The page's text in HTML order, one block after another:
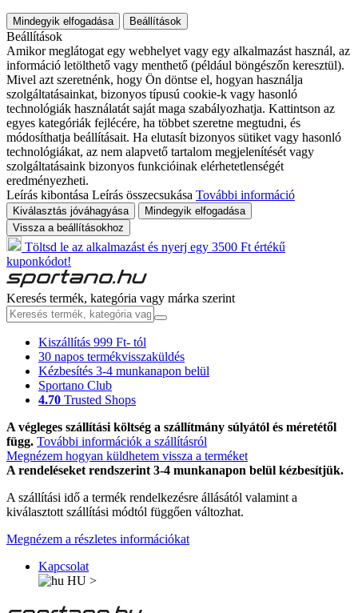
Mindegyik elfogadása Beállítások
Beállítások
Amikor meglátogat egy webhelyet vagy egy alkalmazást használ, az
információ letölthető vagy menthető (például böngészőn keresztül).
Mivel azt szeretnénk, hogy Ön döntse el, hogyan használja
szolgáltatásainkat, bizonyos típusú cookie-k vagy hasonló
technológiák használatát saját maga szabályozhatja. Kattintson az
egyes kategóriák fejlécére, ha többet szeretne megtudni, és
módosíthatja beállításait. Ha elutasít bizonyos sütiket vagy hasonló
technológiákat, az nem alapvető tartalom megjelenítését vagy
szolgáltatásaink bizonyos funkcióinak elérhetetlenségét
eredményezheti.
Leírás kibontása Leírás összecsukása További információ
Kiválasztás jóváhagyása
Mindegyik elfogadása
Vissza a beállításokhoz
Töltsd le az alkalmazást és nyerj egy 3500 Ft értékű
kuponkódot!
Keresés termék, kategória vagy márka szerint
Kiszállítás 999 Ft- tól
30 napos termékvisszaküldés
Kézbesítés 3-4 munkanapon belül
Sportano Club
4.70 Trusted Shops
A végleges szállítási költség a szállítmány súlyától és méretétől
függ. További információk a szállításról
Megnézem hogyan küldhetem vissza a terméket
A rendeléseket rendszerint 3-4 munkanapon belül kézbesítjük.
A szállítási idő a termék rendelkezésre állásától valamint a
kiválasztott szállítási módtól függően változhat.
Megnézem a részletes információkat
Kapcsolat
HU >